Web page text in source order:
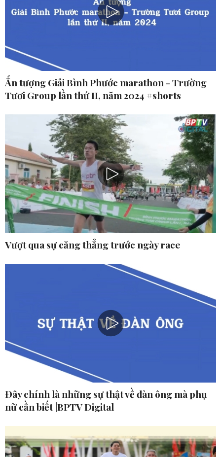
Ấn tượng Giải Bình Phước marathon - Trường
Tươi Group lần thứ II, năm 2024 #shorts
Vượt qua sự căng thẳng trước ngày race
Đây chính là những sự thật về đàn ông mà phụ
nữ cần biết |BPTV Digital